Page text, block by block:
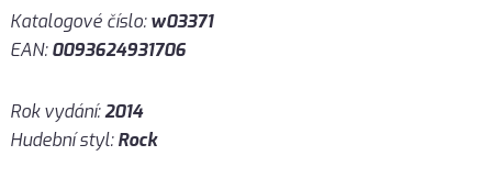
Katalogové číslo:w03371
EAN:0093624931706
Rok vydání:2014
Hudební styl:Rock